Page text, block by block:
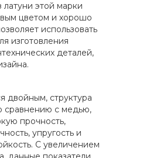
этой марки
цветом и хорошо
использовать
изготовления
деталей,
двойным, структура
сравнению с медью,
прочность,
упругость и
С увеличением